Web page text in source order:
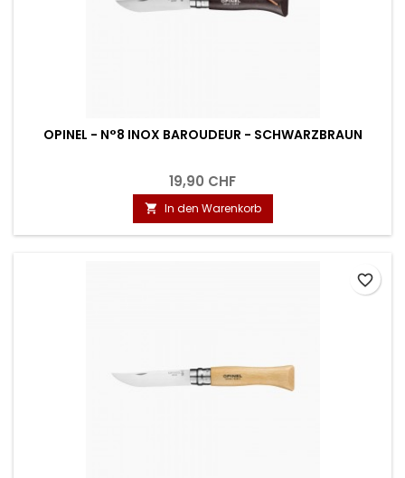
OPINEL - N°8 INOX BAROUDEUR - SCHWARZBRAUN
19,90 CHF
 In den Warenkorb
favorite_border